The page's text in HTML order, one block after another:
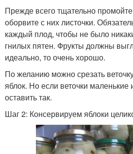
Прежде всего тщательно
оборвите с них листочки.
каждый плод, чтобы не было
гнилых пятен. Фрукты должны
идеально, то очень хорошо.
По желанию можно срезать
яблок. Но если веточки маленькие
оставить так.
Шаг 2: Консервируем яблоки